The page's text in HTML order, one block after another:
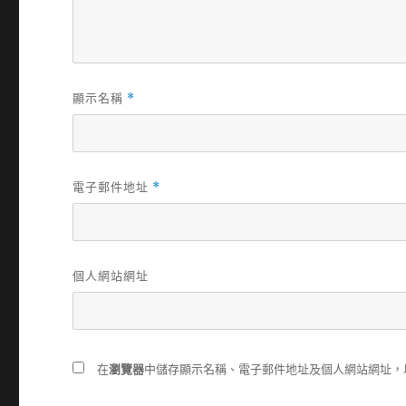
顯示名稱 *
電子郵件地址 *
個人網站網址
在瀏覽器中儲存顯示名稱、電子郵件地址及個人網站網址